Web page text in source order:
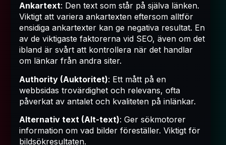
Ankartext: Den text som står på själva länken.
Viktigt att variera ankartexten eftersom alltför
ensidiga ankartexter kan ge negativa resultat. En
av de viktigaste faktorerna vid SEO, även om det
ibland är svårt att kontrollera när det handlar
om länkar från andra siter.
Authority (Auktoritet): Ett mått på en
webbsidas trovärdighet och relevans, ofta
påverkat av antalet och kvaliteten på inlänkar.
Alternativ text (Alt-text): Ger sökmotorer
information om vad bilder föreställer. Viktigt för
bildsökresultaten.